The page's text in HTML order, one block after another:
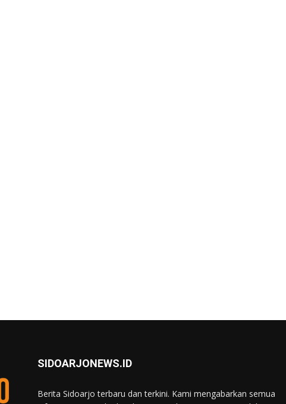
SIDOARJONEWS.ID
Berita Sidoarjo terbaru dan terkini. Kami mengabarkan semua